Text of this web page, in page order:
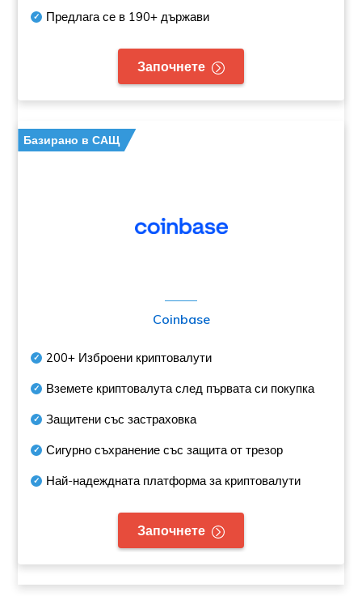
Предлага се в 190+ държави
Започнете
Базирано в САЩ
Coinbase
200+ Изброени криптовалути
Вземете криптовалута след първата си покупка
Защитени със застраховка
Сигурно съхранение със защита от трезор
Най-надеждната платформа за криптовалути
Започнете